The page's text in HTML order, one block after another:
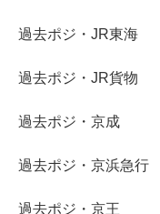
過去ポジ・JR東海
過去ポジ・JR貨物
過去ポジ・京成
過去ポジ・京浜急行
過去ポジ・京王